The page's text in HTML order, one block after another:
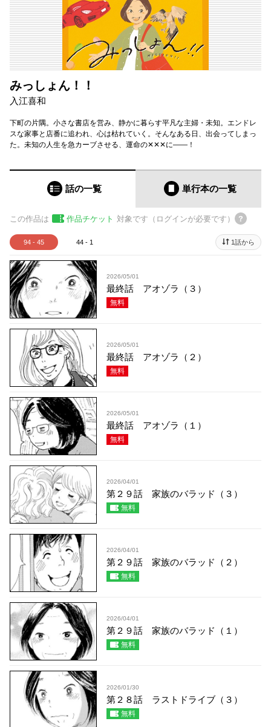
みっしょん！！
入江喜和
下町の片隅。小さな書店を営み、静かに暮らす平凡な主婦・未知。エンドレ
スな家事と店番に追われ、心は枯れていく。そんなある日、出会ってしまっ
た。未知の人生を急カーブさせる、運命の✕✕✕に――！
話の一覧 単行本の一覧
この作品は 作品チケット 対象です（ログインが必要です）
94 - 45 44 - 1 1話から
2026/05/01
最終話 アオゾラ（３）
無料
2026/05/01
最終話 アオゾラ（２）
無料
2026/05/01
最終話 アオゾラ（１）
無料
2026/04/01
第２９話 家族のバラッド（３）
無料
2026/04/01
第２９話 家族のバラッド（２）
無料
2026/04/01
第２９話 家族のバラッド（１）
無料
2026/01/30
第２８話 ラストドライブ（３）
無料